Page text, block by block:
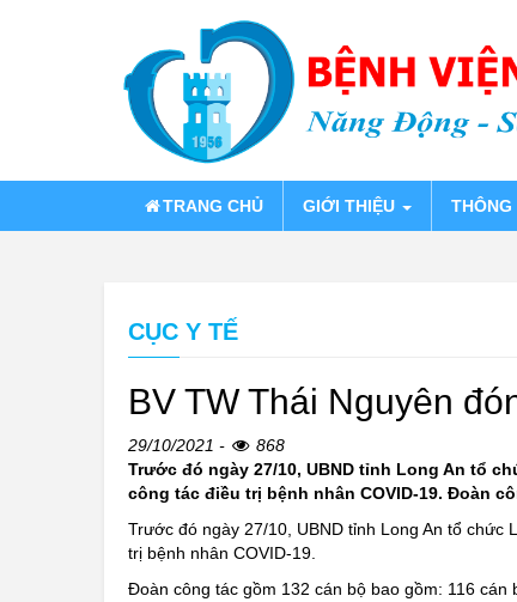
TRANG CHỦ GIỚI THIỆU THÔNG
CỤC Y TẾ
BV TW Thái Nguyên
29/10/2021 -
868
Trước đó ngày 27/10, UBND tỉnh Long An tổ
công tác điều trị bệnh nhân COVID-19. Đoàn
Trước đó ngày 27/10, UBND tỉnh Long An tổ
trị bệnh nhân COVID-19.
Đoàn công tác gồm 132 cán bộ bao gồm: 116